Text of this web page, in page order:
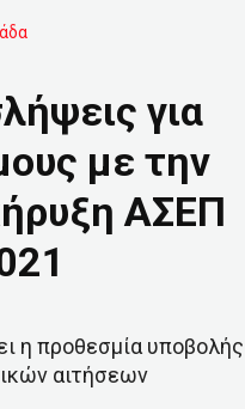
για
με την
ΑΣΕΠ
η προθεσμία
αιτήσεων